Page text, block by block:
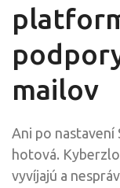
mailov
Ani po nastavení
hotová.
vyvíjajú a